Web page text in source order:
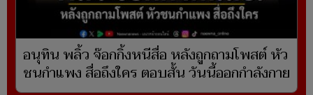
อนุทิน พลิ้ว จ๊อกกิ้งหนีสื่อ หลังถูกถามโพสต์ หัว
ชนกำแพง สื่อถึงใคร ตอบสั้น วันนี้ออกกำลังกาย